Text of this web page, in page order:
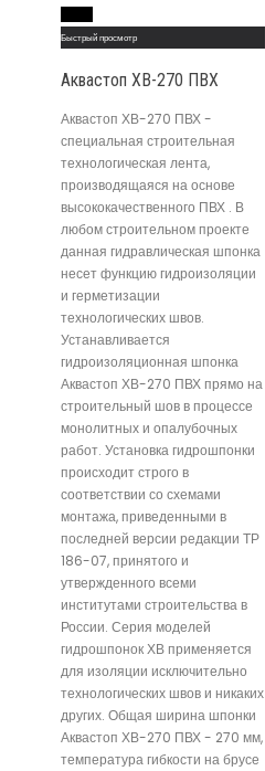
Быстрый просмотр
Аквастоп ХВ-270 ПВХ
Аквастоп ХВ-270 ПВХ -
специальная строительная
технологическая лента,
производящаяся на основе
высококачественного ПВХ . В
любом строительном проекте
данная гидравлическая шпонка
несет функцию гидроизоляции
и герметизации
технологических швов.
Устанавливается
гидроизоляционная шпонка
Аквастоп ХВ-270 ПВХ прямо на
строительный шов в процессе
монолитных и опалубочных
работ. Установка гидрошпонки
происходит строго в
соответствии со схемами
монтажа, приведенными в
последней версии редакции ТР
186-07, принятого и
утвержденного всеми
институтами строительства в
России. Серия моделей
гидрошпонок ХВ применяется
для изоляции исключительно
технологических швов и никаких
других. Общая ширина шпонки
Аквастоп ХВ-270 ПВХ - 270 мм,
температура гибкости на брусе